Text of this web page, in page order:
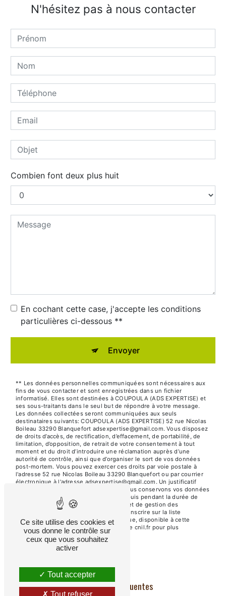
N'hésitez pas à nous contacter
Combien font deux plus huit
En cochant cette case, j'accepte les conditions
particulières ci-dessous **
Envoyer
** Les données personnelles communiquées sont nécessaires aux
fins de vous contacter et sont enregistrées dans un fichier
informatisé. Elles sont destinées à COUPOULA (ADS EXPERTISE) et
ses sous-traitants dans le seul but de répondre à votre message.
Les données collectées seront communiquées aux seuls
destinataires suivants: COUPOULA (ADS EXPERTISE) 52 rue Nicolas
Boileau 33290 Blanquefort adsexpertise@gmail.com. Vous disposez
de droits d’accès, de rectification, d’effacement, de portabilité, de
limitation, d’opposition, de retrait de votre consentement à tout
moment et du droit d’introduire une réclamation auprès d’une
autorité de contrôle, ainsi que d’organiser le sort de vos données
post-mortem. Vous pouvez exercer ces droits par voie postale à
l'adresse 52 rue Nicolas Boileau 33290 Blanquefort ou par courrier
électronique à l'adresse adsexpertise@gmail.com. Un justificatif
d'identité pourra vous être demandé. Nous conservons vos données
pendant la période de prise de contact puis pendant la durée de
prescription légale aux fins probatoires et de gestion des
contentieux. Vous avez le droit de vous inscrire sur la liste
d'opposition au démarchage téléphonique, disponible à cette
adresse: Bloctel.gouv.fr. Consultez le site cnil.fr pour plus
d’informations sur vos droits.
Recherches fréquentes
Ce site utilise des cookies et
vous donne le contrôle sur
ceux que vous souhaitez
activer
Tout accepter
Tout refuser